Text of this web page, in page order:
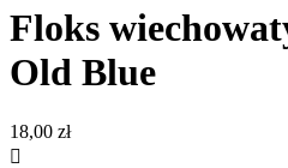
Floks
Old Blue
18,00 zł
